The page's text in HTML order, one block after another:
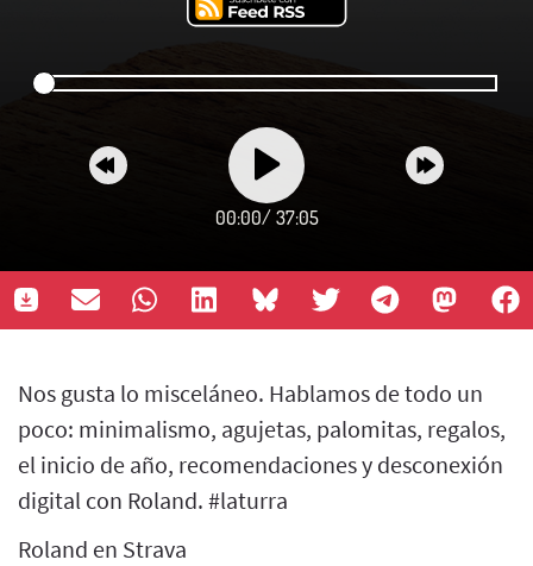
00:00/ 37:05
Nos gusta lo misceláneo. Hablamos de todo un
poco: minimalismo, agujetas, palomitas, regalos,
el inicio de año, recomendaciones y desconexión
digital con Roland. #laturra
Roland en Strava